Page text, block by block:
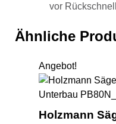
vor
Ähnliche
Angebot!
Holzmann